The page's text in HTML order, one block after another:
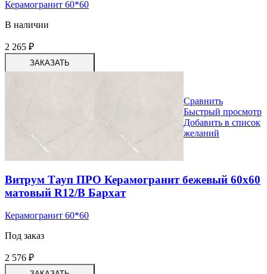
Керамогранит 60*60
В наличии
2 265 ₽
ЗАКАЗАТЬ
Сравнить
Быстрый просмотр
Добавить в список
желаний
Витрум Тауп ПРО Керамогранит бежевый 60х60
матовый R12/B Бархат
Керамогранит 60*60
Под заказ
2 576 ₽